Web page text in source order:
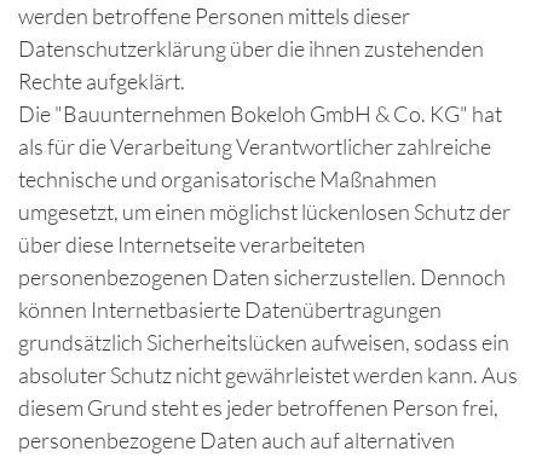
werden betroffene Personen mittels dieser
Datenschutzerklärung über die ihnen zustehenden
Rechte aufgeklärt.
Die "Bauunternehmen Bokeloh GmbH & Co. KG" hat
als für die Verarbeitung Verantwortlicher zahlreiche
technische und organisatorische Maßnahmen
umgesetzt, um einen möglichst lückenlosen Schutz der
über diese Internetseite verarbeiteten
personenbezogenen Daten sicherzustellen. Dennoch
können Internetbasierte Datenübertragungen
grundsätzlich Sicherheitslücken aufweisen, sodass ein
absoluter Schutz nicht gewährleistet werden kann. Aus
diesem Grund steht es jeder betroffenen Person frei,
personenbezogene Daten auch auf alternativen